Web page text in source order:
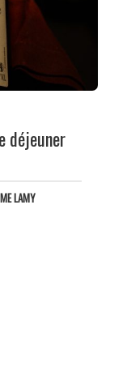
déjeuner
LAMY